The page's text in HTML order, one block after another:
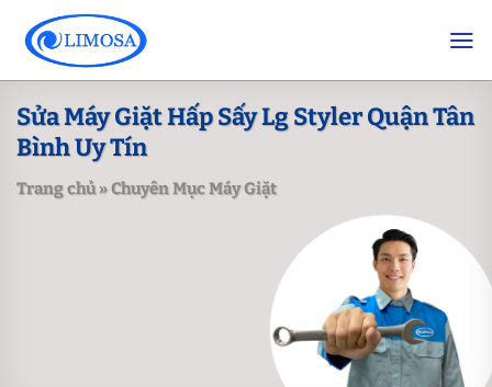
content
Sửa Máy Giặt Hấp Sấy Lg Styler Quận Tân
Bình Uy Tín
Trang chủ»Chuyên Mục Máy Giặt